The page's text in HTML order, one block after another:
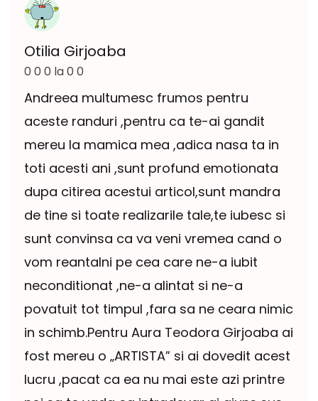
Otilia Girjoaba
0 0 0 la 0 0
Andreea multumesc frumos pentru
aceste randuri ,pentru ca te-ai gandit
mereu la mamica mea ,adica nasa ta in
toti acesti ani ,sunt profund emotionata
dupa citirea acestui articol,sunt mandra
de tine si toate realizarile tale,te iubesc si
sunt convinsa ca va veni vremea cand o
vom reantalni pe cea care ne-a iubit
neconditionat ,ne-a alintat si ne-a
povatuit tot timpul ,fara sa ne ceara nimic
in schimb.Pentru Aura Teodora Girjoaba ai
fost mereu o „ARTISTA” si ai dovedit acest
lucru ,pacat ca ea nu mai este azi printre